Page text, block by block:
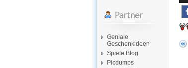
Geniale
Geschenkideen
Spiele Blog
Picdumps